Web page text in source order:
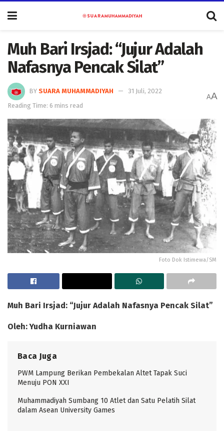
Muh Bari Irsjad: “Jujur Adalah
Nafasnya Pencak Silat”
BY SUARA MUHAMMADIYAH
31 Juli, 2022
Reading Time: 6 mins read
AA
Foto Dok Istimewa/SM
Muh Bari Irsjad: “Jujur Adalah Nafasnya Pencak Silat”
Oleh: Yudha Kurniawan
Baca Juga
PWM Lampung Berikan Pembekalan Altet Tapak Suci
Menuju PON XXI
Muhammadiyah Sumbang 10 Atlet dan Satu Pelatih Silat
dalam Asean University Games